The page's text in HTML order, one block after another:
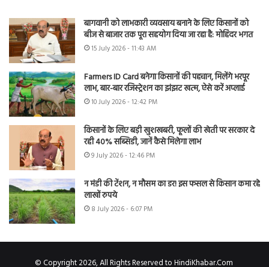
बागवानी को लाभकारी व्यवसाय बनाने के लिए किसानों को
बीज से बाजार तक पूरा सहयोग दिया जा रहा है: मोहिंदर भगत
15 July 2026 - 11:43 AM
Farmers ID Card बनेगा किसानों की पहचान, मिलेंगे भरपूर
लाभ, बार-बार रजिस्ट्रेशन का झंझट खत्म, ऐसे करें अप्लाई
10 July 2026 - 12:42 PM
किसानों के लिए बड़ी खुशखबरी, फूलों की खेती पर सरकार दे
रही 40% सब्सिडी, जानें कैसे मिलेगा लाभ
9 July 2026 - 12:46 PM
न मंडी की टेंशन, न मौसम का डर! इस फसल से किसान कमा रहे
लाखों रुपये
8 July 2026 - 6:07 PM
© Copyright 2026, All Rights Reserved to HindiKhabar.Com